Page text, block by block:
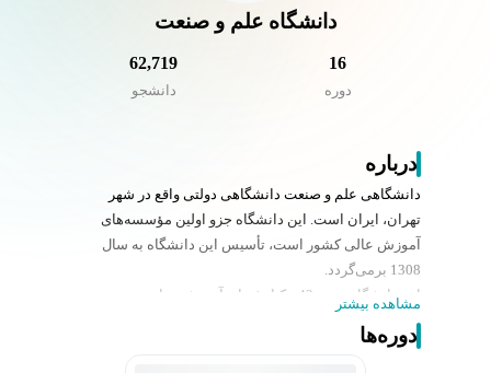
دانشگاه علم و صنعت
16
دوره
62,719
دانشجو
درباره
دانشگاهی علم و صنعت دانشگاهی دولتی واقع در شهر
تهران، ایران است. این دانشگاه جزو اولین مؤسسه‌های
آموزش عالی کشور است، تأسیس این دانشگاه به سال
1308 برمی‌گردد.
این دانشگاه حدود 42 هکتار فضای آموزشی دارد و
دانشکده‌های آن جزو برترین دانشکده‌ها در خاورمیانه و ایران
به حساب می‌آیند که مانند آن هم در خاورمیانه وجود ندارد،
مشاهده بیشتر
دوره‌ها